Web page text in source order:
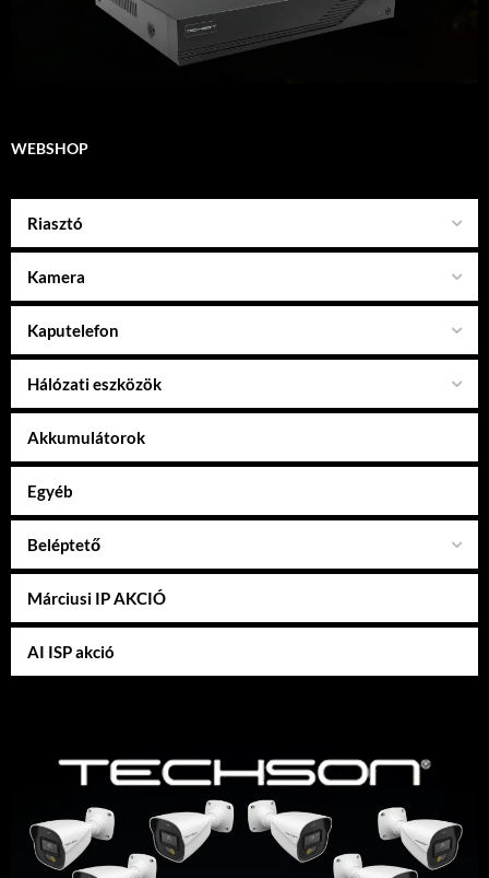
WEBSHOP
Riasztó
Kamera
Kaputelefon
Hálózati eszközök
Akkumulátorok
Egyéb
Beléptető
Márciusi IP AKCIÓ
AI ISP akció